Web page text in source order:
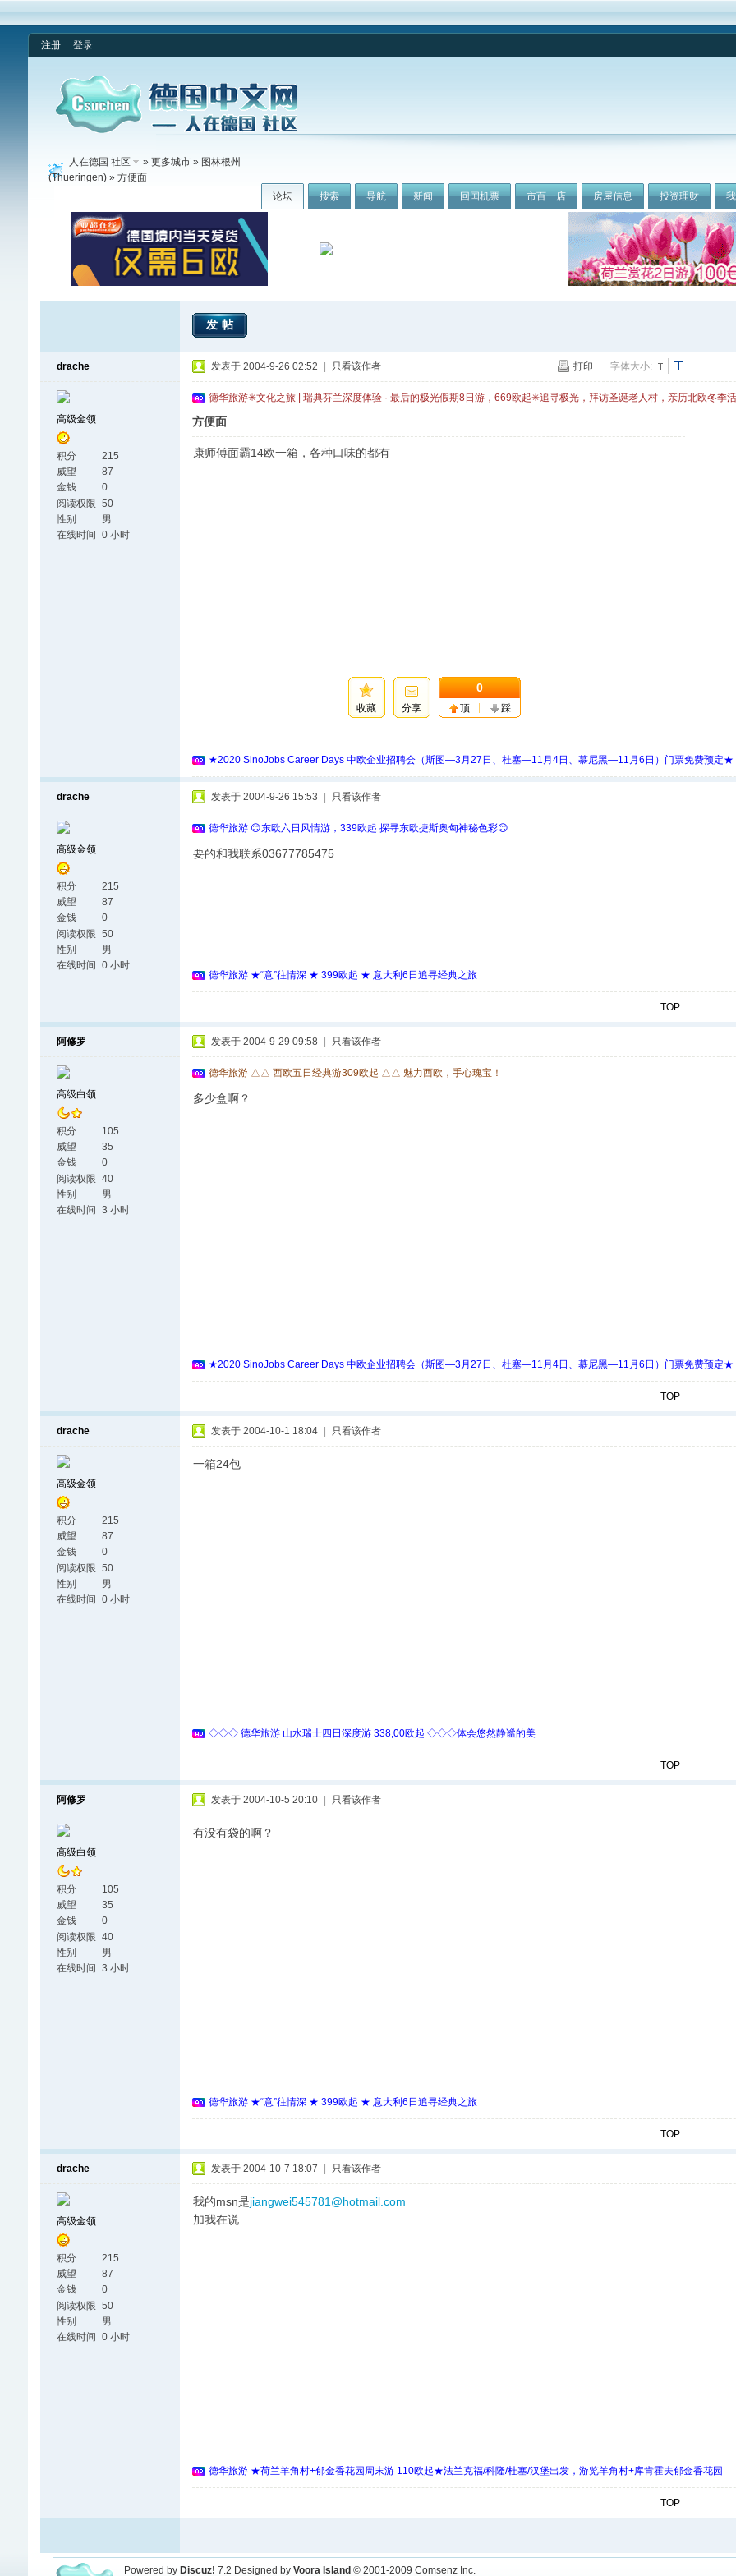
注册 登录
论坛 搜索 导航 新闻 回国机票 市百一店 房屋信息 投资理财
人在德国 社区 » 更多城市» 图林根州
(Thueringen)» 方便面
发帖
drache
高级金领
积分
215
威望
87
金钱
0
阅读权限 50
性别
男
在线时间
0 小时
打印 字体大小:
发表于 2004-9-26 02:52 只看该作者
德华旅游✳文化之旅 | 瑞典芬兰深度体验 · 最后的极光假期8日游，669欧起✳追寻极光，拜访圣诞老人村，亲历北欧冬季
方便面
康师傅面霸14欧一箱，各种口味的都有
收藏 分享
0
顶 踩
★2020 SinoJobs Career Days 中欧企业招聘会（斯图—3月27日、杜塞—11月4日、慕尼黑—11月6日）门票免费预定★
drache
高级金领
积分
215
威望
87
金钱
0
阅读权限 50
性别
男
在线时间
0 小时
发表于 2004-9-26 15:53 只看该作者
德华旅游 😊东欧六日风情游，339欧起 探寻东欧捷斯奥匈神秘色彩😊
要的和我联系03677785475
德华旅游 ★“意”往情深 ★ 399欧起 ★ 意大利6日追寻经典之旅
TOP
阿修罗
高级白领
积分
105
威望
35
金钱
0
阅读权限 40
性别
男
在线时间
3 小时
发表于 2004-9-29 09:58 只看该作者
德华旅游 △△ 西欧五日经典游309欧起 △△ 魅力西欧，手心瑰宝！
多少盒啊？
★2020 SinoJobs Career Days 中欧企业招聘会（斯图—3月27日、杜塞—11月4日、慕尼黑—11月6日）门票免费预定★
TOP
drache
高级金领
积分
215
威望
87
金钱
0
阅读权限 50
性别
男
在线时间
0 小时
发表于 2004-10-1 18:04 只看该作者
一箱24包
◇◇◇ 德华旅游 山水瑞士四日深度游 338,00欧起 ◇◇◇体会悠然静谧的美
TOP
阿修罗
高级白领
积分
105
威望
35
金钱
0
阅读权限 40
性别
男
在线时间
3 小时
发表于 2004-10-5 20:10 只看该作者
有没有袋的啊？
德华旅游 ★“意”往情深 ★ 399欧起 ★ 意大利6日追寻经典之旅
TOP
drache
高级金领
积分
215
威望
87
金钱
0
阅读权限 50
性别
男
在线时间
0 小时
发表于 2004-10-7 18:07 只看该作者
我的msn是jiangwei545781@hotmail.com
加我在说
德华旅游 ★荷兰羊角村+郁金香花园周末游 110欧起★法兰克福/科隆/杜塞/汉堡出发，游览羊角村+库肯霍夫郁金香花园
TOP
Powered by Discuz! 7.2 Designed by Voora Island © 2001-2009 Comsenz Inc.